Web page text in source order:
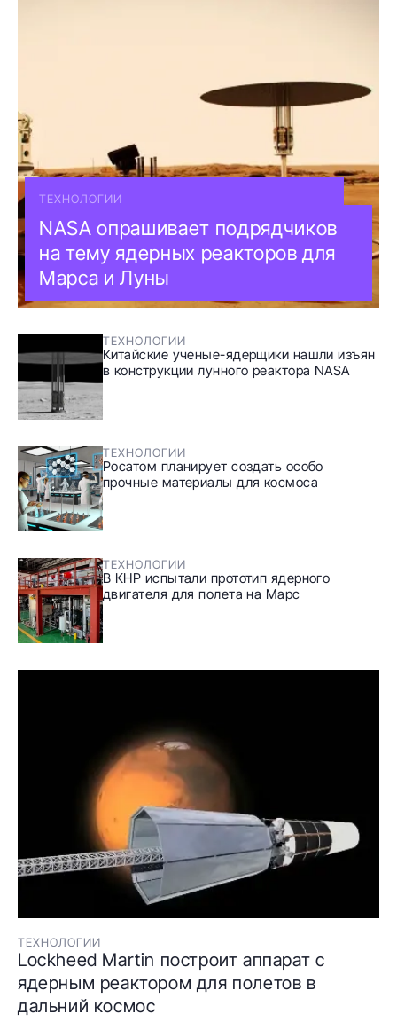
ТЕХНОЛОГИИ
NASA опрашивает подрядчиков
на тему ядерных реакторов для
Марса и Луны
ТЕХНОЛОГИИ
Китайские ученые-ядерщики нашли изъян
в конструкции лунного реактора NASA
ТЕХНОЛОГИИ
Росатом планирует создать особо
прочные материалы для космоса
ТЕХНОЛОГИИ
В КНР испытали прототип ядерного
двигателя для полета на Марс
ТЕХНОЛОГИИ
Lockheed Martin построит аппарат с
ядерным реактором для полетов в
дальний космос